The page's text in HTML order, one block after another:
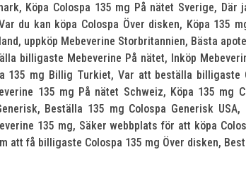
Köpa Colospa 135 mg På nätet Sverige,
du kan köpa Colospa Över disken, Köpa 135
uppköp Mebeverine Storbritannien, Bästa
billigaste Mebeverine På nätet, Inköp
135 mg Billig Turkiet, Var att beställa
135 mg På nätet Schweiz, Köpa 135 mg
Beställa 135 mg Colospa Generisk
135 mg, Säker webbplats för att köpa
att få billigaste Colospa 135 mg Över disken,